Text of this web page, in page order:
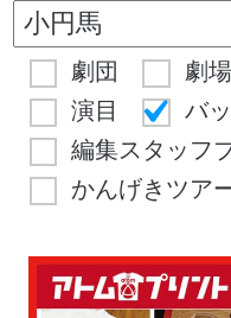
劇団 劇場
演目
バ
編集スタッフ
かんげきツア